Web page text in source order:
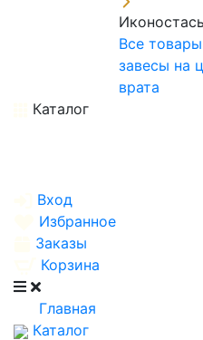
Все товары
завесы на
врата
Каталог
Вход
Избранное
Заказы
Корзина
Главная
Каталог